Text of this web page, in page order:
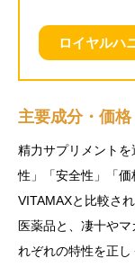
ロイヤルハ
主要成分・価
精力サプリメント
性」「安全性」「
VITAMAXと比較さ
医薬品と、凄十や
れぞれの特性を正